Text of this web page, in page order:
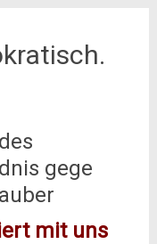
mit uns